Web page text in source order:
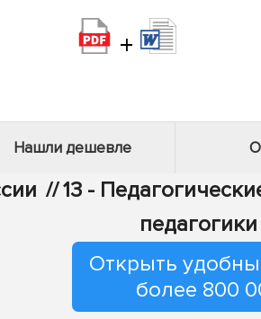
+
Нашли дешевле
//13 -
Открыть
более 800